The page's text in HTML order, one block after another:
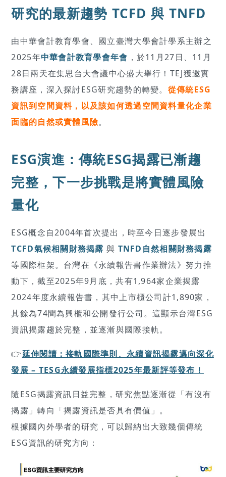
研究的最新趨勢 TCFD 與 TNFD
由中華會計教育學會、國立臺灣大學會計學系主辦之
2025年中華會計教育學會年會 ，於11月27日、11月
28日兩天在集思台大會議中心盛大舉行！TEJ獲邀實
務講座，深入探討ESG研究趨勢的轉變。 從傳統ESG
資訊到空間資料，以及該如何透過空間資料量化企業
面臨的自然或實體風險。
ESG演進：傳統ESG揭露已漸趨
完整，下一步挑戰是將實體風險
量化
ESG概念自2004年首次提出，時至今日逐步發展出
TCFD氣候相關財務揭露 與 TNFD自然相關財務揭露
等國際框架。台灣在《永續報告書作業辦法》努力推
動下，截至2025年9月底，共有1,964家企業揭露
2024年度永續報告書，其中上市櫃公司計1,890家，
其餘為74間為興櫃和公開發行公司。這顯示台灣ESG
資訊揭露趨於完整，並逐漸與國際接軌。
👉延伸閱讀：接軌國際準則、永續資訊揭露邁向深化
發展 – TESG永續發展指標2025年最新評等發布！
隨ESG揭露資訊日益完整，研究焦點逐漸從「有沒有
揭露」轉向「揭露資訊是否具有價值」。
根據國內外學者的研究，可以歸納出大致幾個傳統
ESG資訊的研究方向：